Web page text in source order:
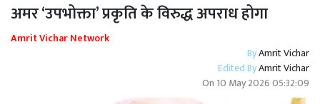
अमर ‘उपभोक्ता’ प्रकृति के विरुद्ध अपराध होगा
Amrit Vichar Network
ByAmrit Vichar
Edited ByAmrit Vichar
On 10 May 2026 05:32:09